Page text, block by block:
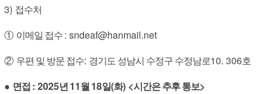
3) 접수처
① 이메일 접수 : sndeaf@hanmail.net
② 우편 및 방문 접수: 경기도 성남시 수정구 수정남로10. 306호
● 면접 : 2025년 11 월 18일(화) <시간은 추후 통보>